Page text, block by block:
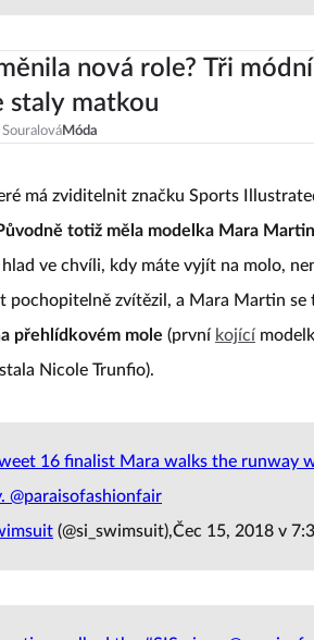
nová role? Tři
staly matkou
Móda
má zviditelnit značku Sports
totiž měla modelka Mara
ve chvíli, kdy máte vyjít na molo,
zvítězil, a Mara Martin se
přehlídkovém mole (první kojící
Nicole Trunfio).
16 finalist Mara walks the runway
@paraisofashionfair
(@si_swimsuit),Čec 15, 2018 v